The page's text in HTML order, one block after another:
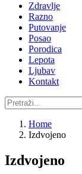
Zdravlje
Razno
Putovanje
Posao
Porodica
Lepota
Ljubav
Kontakt
Home
Izdvojeno
Izdvojeno